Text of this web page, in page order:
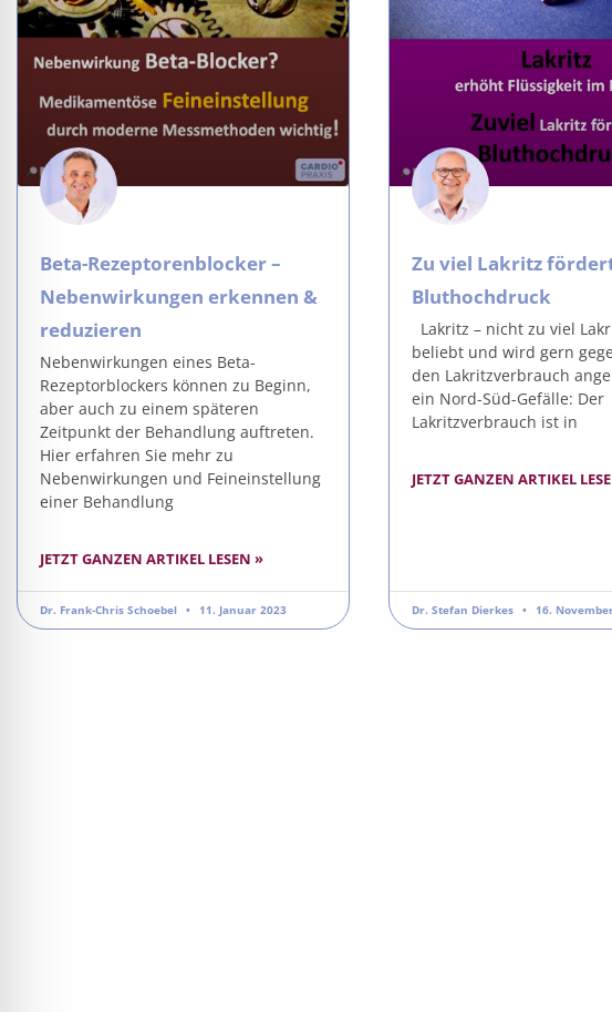
Beta-Rezeptorenblocker –
Nebenwirkungen erkennen &
reduzieren
Nebenwirkungen eines Beta-
Rezeptorblockers können zu Beginn,
aber auch zu einem späteren
Zeitpunkt der Behandlung auftreten.
Hier erfahren Sie mehr zu
Nebenwirkungen und Feineinstellung
einer Behandlung
JETZT GANZEN ARTIKEL LESEN »
Dr. Frank-Chris Schoebel 11. Januar 2023
Zu viel Lakritz
Bluthochdruck
Lakritz – nicht zu viel
beliebt und wird gern
den Lakritzverbrauch
ein Nord-Süd-Gefälle: Der
Lakritzverbrauch ist in
JETZT GANZEN ARTIKEL
Dr. Stefan Dierkes 16.